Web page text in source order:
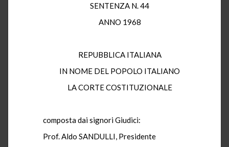
SENTENZA N. 44
ANNO 1968
REPUBBLICA ITALIANA
IN NOME DEL POPOLO ITALIANO
LA CORTE COSTITUZIONALE
composta dai signori Giudici:
Prof. Aldo SANDULLI, Presidente